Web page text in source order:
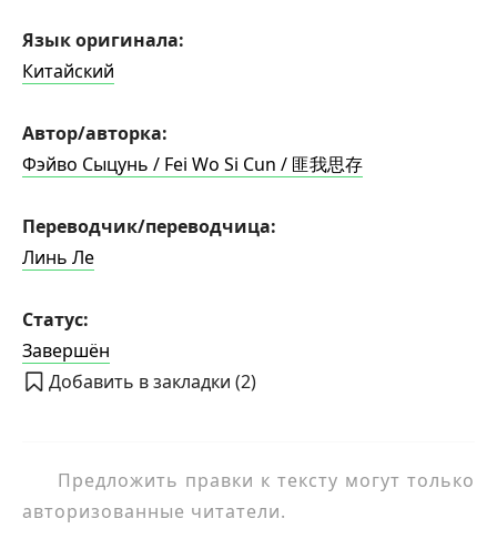
Язык оригинала:
Китайский
Автор/авторка:
Фэйво Сыцунь / Fei Wo Si Cun / 匪我思存
Переводчик/переводчица:
Линь Ле
Статус:
Завершён
Добавить в закладки (2)
Предложить правки к тексту могут только
авторизованные читатели.